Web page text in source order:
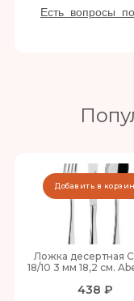
Есть вопросы
Ложка десертная
18/10 3 мм 18,2 см.
438 ₽
Добавить в